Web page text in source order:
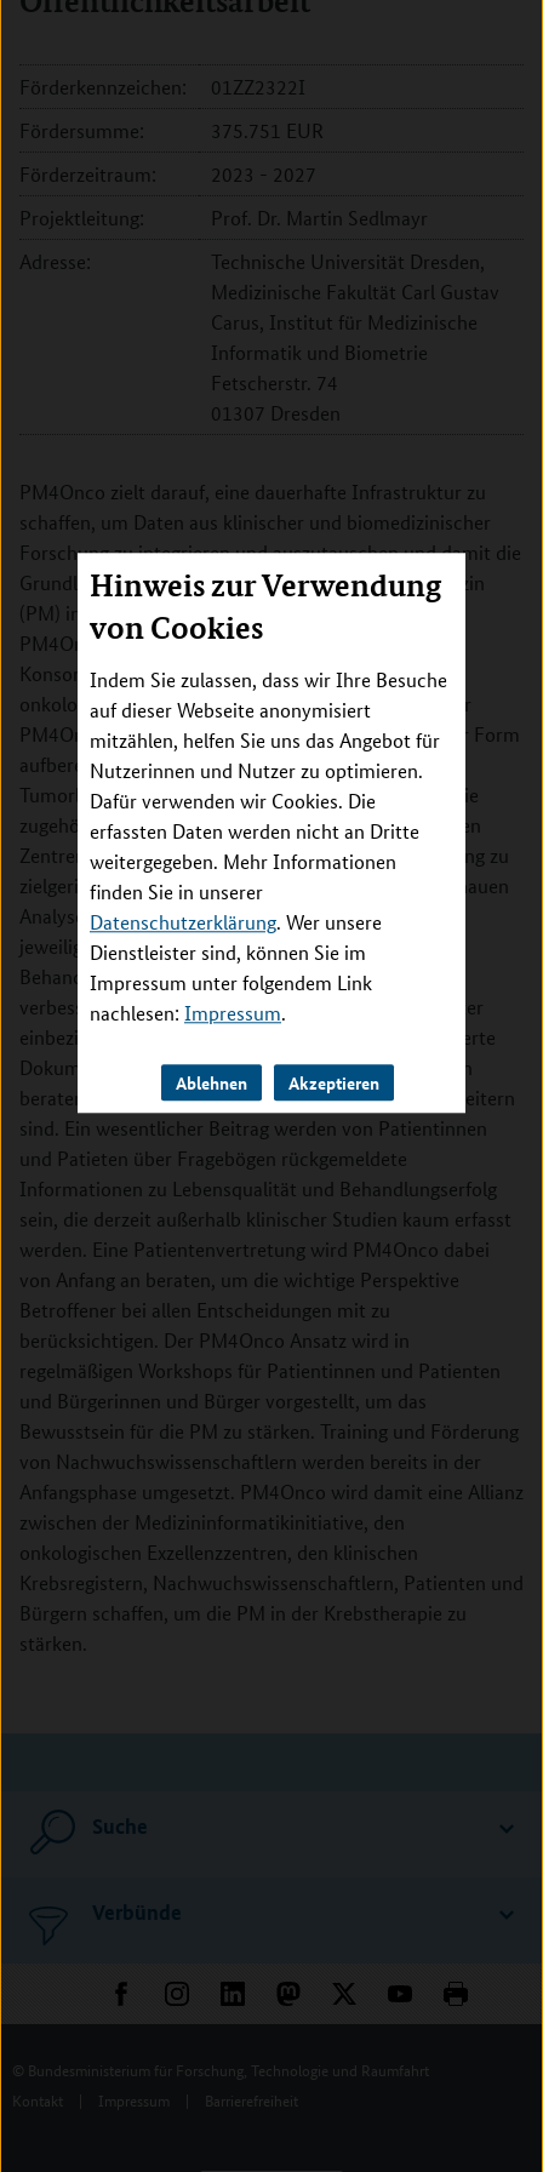
Hinweis zur Verwendung
von Cookies
Indem Sie zulassen, dass wir Ihre Besuche
auf dieser Webseite anonymisiert
mitzählen, helfen Sie uns das Angebot für
Nutzerinnen und Nutzer zu optimieren.
Dafür verwenden wir Cookies. Die
erfassten Daten werden nicht an Dritte
weitergegeben. Mehr Informationen
finden Sie in unserer
Datenschutzerklärung. Wer unsere
Dienstleister sind, können Sie im
Impressum unter folgendem Link
nachlesen: Impressum.
Ablehnen Akzeptieren
Förderkennzeichen:
01ZZ2322I
Fördersumme:
375.751 EUR
Förderzeitraum:
2023 - 2027
Projektleitung:
Prof. Dr. Martin Sedlmayr
Adresse:
Technische Universität Dresden,
Medizinische Fakultät Carl Gustav
Carus, Institut für Medizinische
Informatik und Biometrie
Fetscherstr. 74
01307 Dresden
PM4Onco zielt darauf, eine dauerhafte Infrastruktur zu
schaffen, um Daten aus klinischer und biomedizinischer
Forschung zu integrieren und auszutauschen und damit die
Grundlage zur Etablierung der personalisierten Medizin
(PM) in der Krebsbehandlung zu legen. Dazu vereint
PM4Onco die Erfahrung und Vorarbeiten aller vier
Konsortien der Medizininformatik-Initiative und der
onkologischen Exzellenzzentren in Deutschland. Über
PM4Onco bereitgestellte Daten werden in geeigneter Form
aufbereitet, um Entscheidungen in molekularen
Tumorboards zu unterstützen. Dieses Konzept und die
zugehörige Infrastruktur werden auf alle 23 beteiligten
Zentren ausgerollt. Somit wird ein verbesserter Zugang zu
zielgerichteten Therapien geschaffen, der auf der genauen
Analyse genetischer Veränderungen in Tumoren im
jeweiligen Erkrankungsstadium beruht, und so die
Behandlung und Prognose bei Tumorerkrankungen
verbessert. PM4Onco wird die klinischen Krebsregister
einbeziehen und die Datenqualität durch standardisierte
Dokumentationsroutinen steigern. Klinische Experten
beraten dabei, wie Kerndatensätze für die PM zu erweitern
sind. Ein wesentlicher Beitrag werden von Patientinnen
und Patieten über Fragebögen rückgemeldete
Informationen zu Lebensqualität und Behandlungserfolg
sein, die derzeit außerhalb klinischer Studien kaum erfasst
werden. Eine Patientenvertretung wird PM4Onco dabei
von Anfang an beraten, um die wichtige Perspektive
Betroffener bei allen Entscheidungen mit zu
berücksichtigen. Der PM4Onco Ansatz wird in
regelmäßigen Workshops für Patientinnen und Patienten
und Bürgerinnen und Bürger vorgestellt, um das
Bewusstsein für die PM zu stärken. Training und Förderung
von Nachwuchswissenschaftlern werden bereits in der
Anfangsphase umgesetzt. PM4Onco wird damit eine Allianz
zwischen der Medizininformatikinitiative, den
onkologischen Exzellenzzentren, den klinischen
Krebsregistern, Nachwuchswissenschaftlern, Patienten und
Bürgern schaffen, um die PM in der Krebstherapie zu
stärken.
Suche
Verbünde
© Bundesministerium für Forschung, Technologie und Raumfahrt
Kontakt
| Impressum | Barrierefreiheit